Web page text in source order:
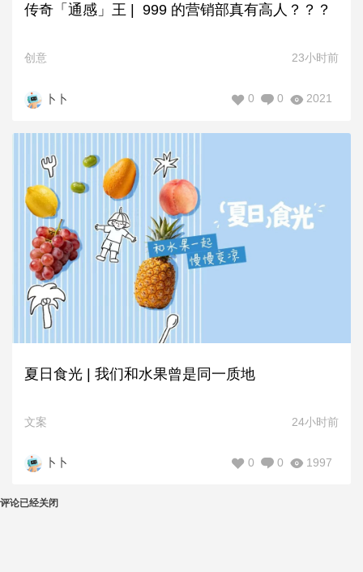
传奇「通感」王 | 999 的营销部真有高人？？？
创意 23小时前
卜卜 2021
0
0
夏日食光 | 我们和水果曾是同一质地
文案 24小时前
卜卜 1997
0
0
评论已经关闭